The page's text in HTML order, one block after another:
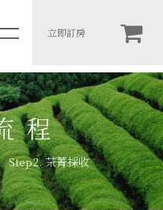
简体
立即訂房
程
Step2. 茶菁採收